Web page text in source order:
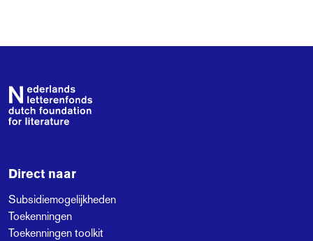
Footer
Direct naar
Subsidiemogelijkheden
Toekenningen
Toekenningen toolkit